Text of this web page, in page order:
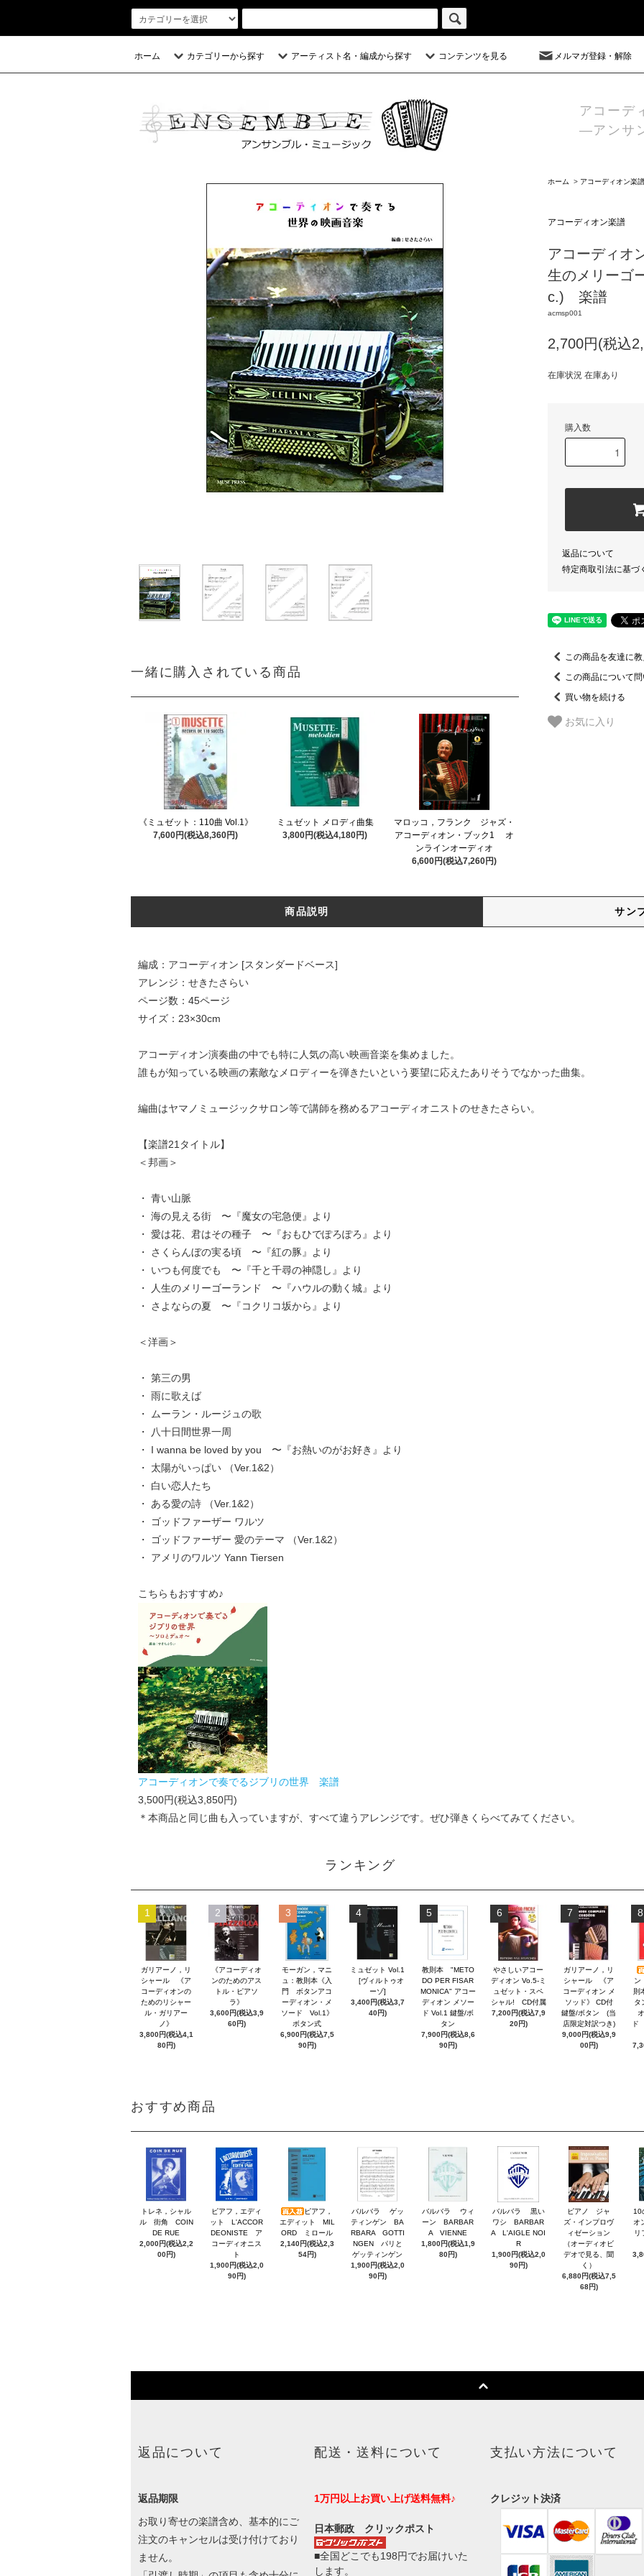
ホーム カテゴリーから探す アーティスト名・編成から探す コンテンツを見る メルマガ登録・解除
アコー
―アンサ
一緒に購入されている商品
《ミュゼット：110曲 Vol.1》
7,600円(税込8,360円)
ミュゼット メロディ曲集
3,800円(税込4,180円)
マロッコ，フランク ジャズ・
アコーディオン・ブック1 オ
ンラインオーディオ
6,600円(税込7,260円)
ホーム > アコーディオン楽譜
アコーディオン楽譜
アコーディオ
生のメリーゴ
c.) 楽譜
acmsp001
2,700円(税込
在庫状況 在庫あり
購入数
返品について
特定商取引法に基づ
この商品を友達に
この商品について
買い物を続ける
お気に入り
商品説明 サン
編成：アコーディオン [スタンダードベース]
アレンジ：せきたさらい
ページ数：45ページ
サイズ：23×30cm
アコーディオン演奏曲の中でも特に人気の高い映画音楽を集めました。
誰もが知っている映画の素敵なメロディーを弾きたいという要望に応えたありそうでなかった曲集。
編曲はヤマノミュージックサロン等で講師を務めるアコーディオニストのせきたさらい。
【楽譜21タイトル】
＜邦画＞
・ 青い山脈
・ 海の見える街 〜『魔女の宅急便』より
・ 愛は花、君はその種子 〜『おもひでぽろぽろ』より
・ さくらんぼの実る頃 〜『紅の豚』より
・ いつも何度でも 〜『千と千尋の神隠し』より
・ 人生のメリーゴーランド 〜『ハウルの動く城』より
・ さよならの夏 〜『コクリコ坂から』より
＜洋画＞
・ 第三の男
・ 雨に歌えば
・ ムーラン・ルージュの歌
・ 八十日間世界一周
・ I wanna be loved by you 〜『お熱いのがお好き』より
・ 太陽がいっぱい （Ver.1&2）
・ 白い恋人たち
・ ある愛の詩 （Ver.1&2）
・ ゴッドファーザー ワルツ
・ ゴッドファーザー 愛のテーマ （Ver.1&2）
・ アメリのワルツ Yann Tiersen
こちらもおすすめ♪
アコーディオンで奏でるジブリの世界 楽譜
3,500円(税込3,850円)
＊本商品と同じ曲も入っていますが、すべて違うアレンジです。ぜひ弾きくらべてみてください。
ランキング
1
ガリアーノ，リ
シャール 《ア
コーディオンの
ためのリシャー
ル・ガリアー
ノ》
3,800円(税込4,1
80円)
2
《アコーディオ
ンのためのアス
トル・ピアソ
ラ》
3,600円(税込3,9
60円)
3
モーガン，マニ
ュ：教則本《入
門 ボタンアコ
ーディオン・メ
ソード Vol.1》
ボタン式
6,900円(税込7,5
90円)
4
ミュゼット Vol.1
[ヴィルトゥオ
ーゾ]
3,400円(税込3,7
40円)
5
教則本 "METO
DO PER FISAR
MONICA" アコー
ディオン メソー
ド Vol.1 鍵盤/ボ
タン
7,900円(税込8,6
90円)
6
やさしいアコー
ディオン Vo.5-ミ
ュゼット・スペ
シャル! CD付属
7,200円(税込7,9
20円)
7
ガリアーノ，リ
シャール 《ア
コーディオン メ
ソッド》 CD付
鍵盤/ボタン (当
店限定対訳つき)
9,000円(税込9,9
00円)
8
ン
則
タ
ド
おすすめ商品
トレネ，シャル
ル 街角 COIN
DE RUE
2,000円(税込2,2
00円)
ピアフ，エディ
ット L'ACCOR
DEONISTE ア
コーディオニス
ト
1,900円(税込2,0
90円)
ピアフ，
エディット MIL
ORD ミロール
2,140円(税込2,3
54円)
バルバラ ゲッ
ティンゲン BA
RBARA GOTTI
NGEN パリと
ゲッティンゲン
1,900円(税込2,0
90円)
バルバラ ウィ
ーン BARBAR
A VIENNE
1,800円(税込1,9
80円)
バルバラ 黒い
ワシ BARBAR
A L'AIGLE NOI
R
1,900円(税込2,0
90円)
ピアノ ジャ
ズ・インプロヴ
ィゼーション
（オーディオビ
デオで見る、聞
く）
6,880円(税込7,5
68円)
10
オ
リ
返品について
返品期限
お取り寄せの楽譜含め、基本的にご
注文のキャンセルは受け付けており
ません。
配送・送料について
1万円以上お買い上げ送料無料♪
日本郵政 クリックポスト
■全国どこでも198円でお届けいた
します。
支払い方法について
クレジット決済